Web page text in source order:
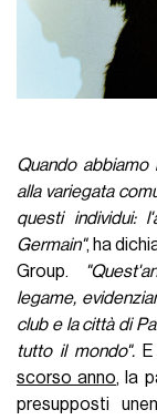
Quando abbiamo
alla variegata
questi individui:
Germain", ha
Group.
legame,
club e la città di
tutto il mondo".
scorso anno, la
presupposti